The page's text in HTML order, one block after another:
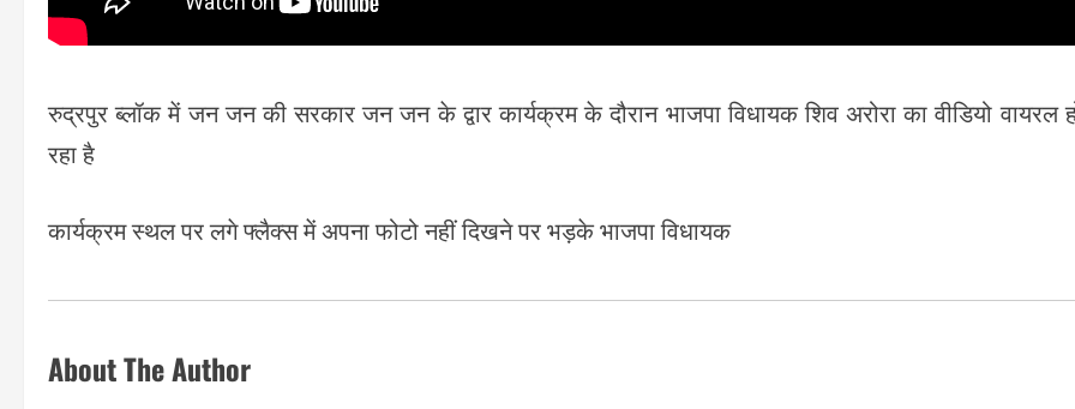
रुद्रपुर ब्लॉक में जन जन की सरकार जन जन के द्वार कार्यक्रम के दौरान भाजपा विधायक शिव अरोरा का वीडियो वायरल
रहा है
कार्यक्रम स्थल पर लगे फ्लैक्स में अपना फोटो नहीं दिखने पर भड़के भाजपा विधायक
About The Author